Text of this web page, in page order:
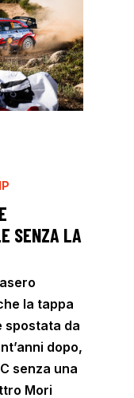
SENZA LA
la tappa
spostata da
dopo,
senza una
Mori